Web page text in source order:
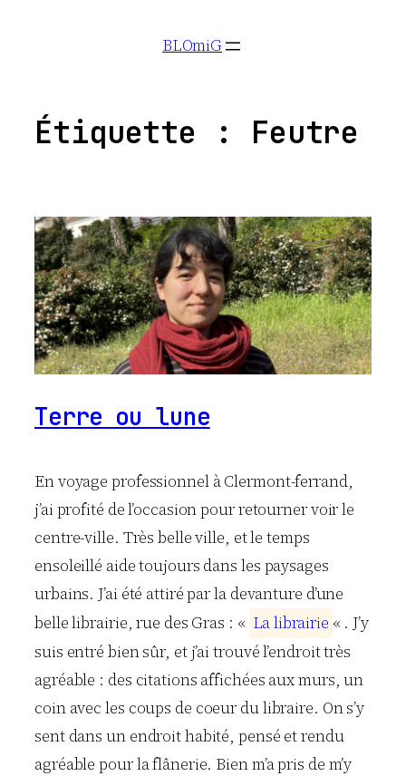
BLOmiG
Étiquette : Feutre
Terre ou lune
En voyage professionnel à Clermont-ferrand,
j’ai profité de l’occasion pour retourner voir le
centre-ville. Très belle ville, et le temps
ensoleillé aide toujours dans les paysages
urbains. J’ai été attiré par la devanture d’une
belle librairie, rue des Gras : « Lalibrairie « . J’y
suis entré bien sûr, et j’ai trouvé l’endroit très
agréable : des citations affichées aux murs, un
coin avec les coups de coeur du libraire. On s’y
sent dans un endroit habité, pensé et rendu
agréable pour la flânerie. Bien m’a pris de m’y